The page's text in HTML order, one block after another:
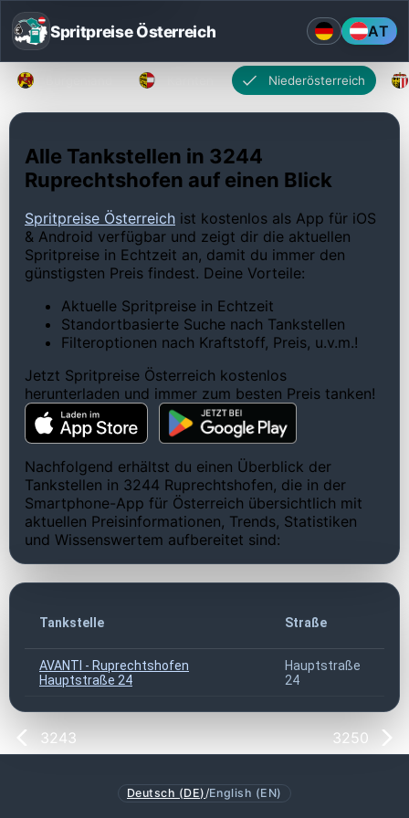
Spritpreise Österreich AT
Niederösterreich
Alle Tankstellen in 3244
Ruprechtshofen auf einen Blick
Spritpreise Österreich ist kostenlos als App für iOS
& Android verfügbar und zeigt dir die aktuellen
Spritpreise in Echtzeit an, damit du immer den
günstigsten Preis findest. Deine Vorteile:
Aktuelle Spritpreise in Echtzeit
Standortbasierte Suche nach Tankstellen
Filteroptionen nach Kraftstoff, Preis, u.v.m.!
Jetzt Spritpreise Österreich kostenlos
herunterladen und immer zum besten Preis tanken!
Nachfolgend erhältst du einen Überblick der
Tankstellen in 3244 Ruprechtshofen, die in der
Smartphone-App für Österreich übersichtlich mit
aktuellen Preisinformationen, Trends, Statistiken
und Wissenswertem aufbereitet sind:
Tankstelle Straße
AVANTI - Ruprechtshofen
Hauptstraße 24
Hauptstraße
24
3243 3250
Deutsch (DE) /English (EN)